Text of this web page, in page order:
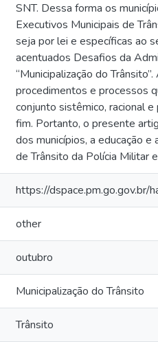
SNT. Dessa forma os
Executivos Municipais de
seja por lei e específicas ao
acentuados Desafios da
“Municipalização do
procedimentos e processos
conjunto sistêmico, racional
fim. Portanto, o presente
dos municípios, a educação
de Trânsito da Polícia Militar
https://
other
outubro
Municipalização do Trânsito
Trânsito